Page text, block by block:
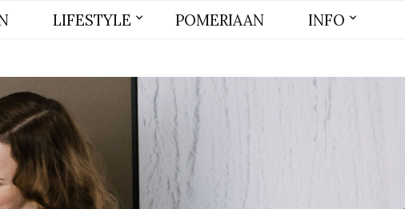
LIFESTYLE POMERIAAN INFO
BEAUTY MODE WONEN LIFESTYLE